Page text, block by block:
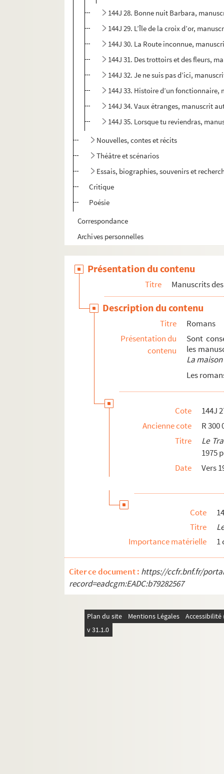
144J 28. Bonne nuit Barbara,
144J 29. L’Île de la croix d’or,
144J 30. La Route inconnue,
144J 31. Des trottoirs et des fleurs,
144J 32. Je ne suis pas d’ici,
144J 33. Histoire d’un
144J 34. Vaux étranges, manuscrit
144J 35. Lorsque tu reviendras,
Nouvelles, contes et récits
Théâtre et scénarios
Essais, biographies, souvenirs et
Critique
Poésie
Correspondance
Archives personnelles
Présentation du contenu
Titre Manuscrits
Description du contenu
Titre
Romans
Présentation du
contenu
Sont
les
La
Les
Cote
144J
Ancienne cote
R 300
Titre
Le
1975
Date
Vers
Cote
Titre
Importance matérielle
1
Citer ce document : https://ccfr.bnf.fr/
record=eadcgm:EADC:b79282567
Plan du site Mentions Légales
v 31.1.0